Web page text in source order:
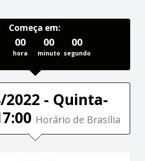
Começa em:
00
hora
00
minuto
00
segundo
2022 - Quinta-
Horário de Brasília